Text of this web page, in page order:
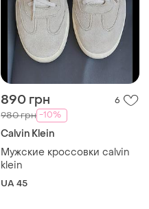
890 грн 6
980 грн -10%
Calvin Klein
Мужские кроссовки calvin
klein
UA 45